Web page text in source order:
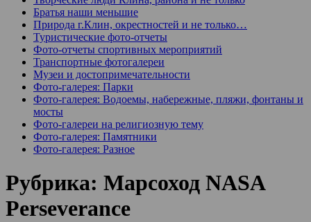
Братья наши меньшие
Природа г.Клин, окрестностей и не только…
Туристические фото-отчеты
Фото-отчеты спортивных мероприятий
Транспортные фотогалереи
Музеи и достопримечательности
Фото-галерея: Парки
Фото-галерея: Водоемы, набережные, пляжи, фонтаны и
мосты
Фото-галереи на религиозную тему
Фото-галерея: Памятники
Фото-галерея: Разное
Рубрика: Марсоход NASA
Perseverance